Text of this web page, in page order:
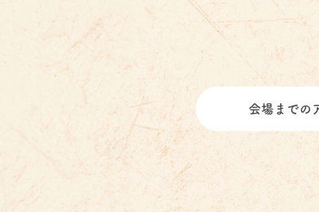
会場までの